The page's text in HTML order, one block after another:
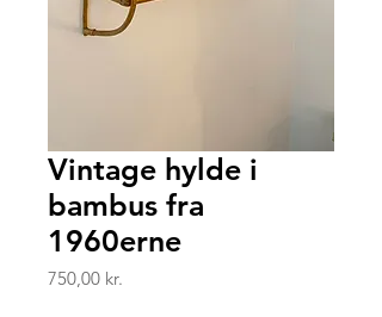
Vintage hylde i
bambus fra
1960erne
750,00 kr.